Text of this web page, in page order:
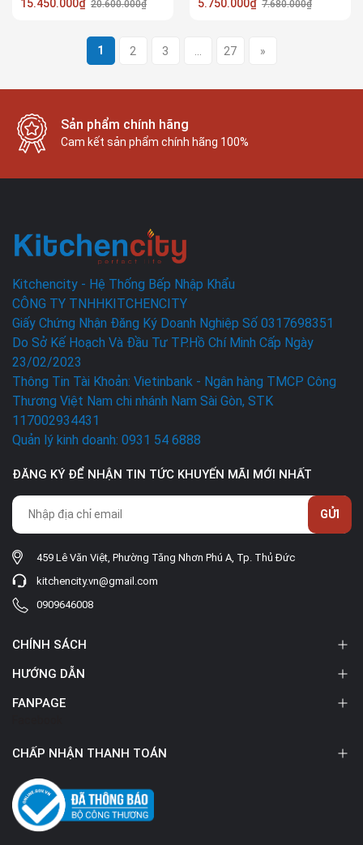
15.450.000₫ 20.600.000₫
5.750.000₫ 7.680.000₫
1 2 3 27 »
Sản phẩm chính hãng
Cam kết sản phẩm chính hãng 100%
Kitchencity - Hệ Thống Bếp Nhập Khẩu
CÔNG TY TNHHKITCHENCITY
Giấy Chứng Nhận Đăng Ký Doanh Nghiệp Số 0317698351
Do Sở Kế Hoạch Và Đầu Tư TP.Hồ Chí Minh Cấp Ngày
23/02/2023
Thông Tin Tài Khoản: Vietinbank - Ngân hàng TMCP Công
Thương Việt Nam chi nhánh Nam Sài Gòn, STK
117002934431
Quản lý kinh doanh: 0931 54 6888
ĐĂNG KÝ ĐỂ NHẬN TIN TỨC KHUYẾN MÃI MỚI NHẤT
GỬI
459 Lê Văn Việt, Phường Tăng Nhơn Phú A, Tp. Thủ Đức
kitchencity.vn@gmail.com
0909646008
CHÍNH SÁCH
HƯỚNG DẪN
FANPAGE
CHẤP NHẬN THANH TOÁN